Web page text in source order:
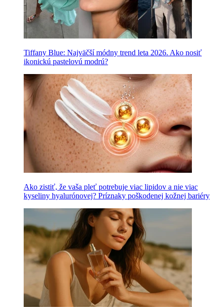
Tiffany Blue: Najväčší módny trend leta 2026. Ako nosiť
ikonickú pastelovú modrú?
Ako zistiť, že vaša pleť potrebuje viac lipidov a nie viac
kyseliny hyalurónovej? Príznaky poškodenej kožnej bariéry